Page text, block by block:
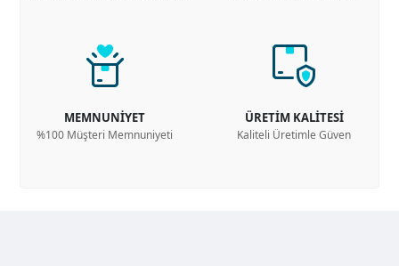
MEMNUNİYET
%100 Müşteri Memnuniyeti
ÜRETİM KALİTESİ
Kaliteli Üretimle Güven